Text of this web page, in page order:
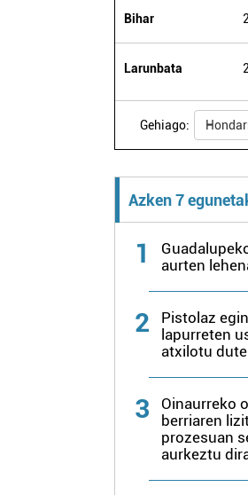
Bihar
Larunbata
Gehiago:
Azken 7
1
aurten
2
Pistolaz
lapurreten
atxilotu
3
Oinaurreko
berriaren
prozesuan
aurkeztu